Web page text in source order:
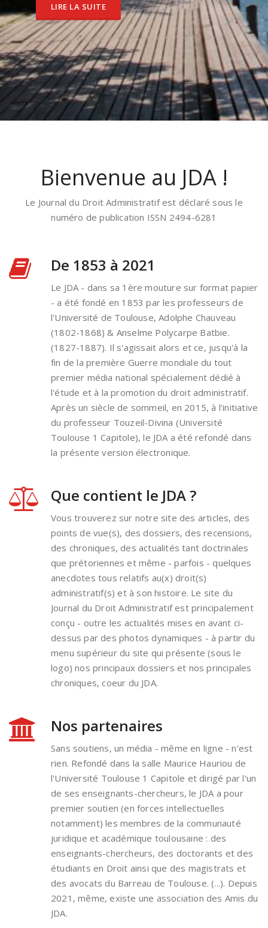
LIRE LA SUITE
Bienvenue au JDA !
Le Journal du Droit Administratif est déclaré sous le
numéro de publication ISSN 2494-6281
De 1853 à 2021
Le JDA - dans sa 1ère mouture sur format papier
- a été fondé en 1853 par les professeurs de
l'Université de Toulouse, Adolphe Chauveau
(1802-1868) & Anselme Polycarpe Batbie.
(1827-1887). Il s'agissait alors et ce, jusqu'à la
fin de la première Guerre mondiale du tout
premier média national spécialement dédié à
l'étude et à la promotion du droit administratif.
Après un siècle de sommeil, en 2015, à l'initiative
du professeur Touzeil-Divina (Université
Toulouse 1 Capitole), le JDA a été refondé dans
la présente version électronique.
Que contient le JDA ?
Vous trouverez sur notre site des articles, des
points de vue(s), des dossiers, des recensions,
des chroniques, des actualités tant doctrinales
que prétoriennes et même - parfois - quelques
anecdotes tous relatifs au(x) droit(s)
administratif(s) et à son histoire. Le site du
Journal du Droit Administratif est principalement
conçu - outre les actualités mises en avant ci-
dessus par des photos dynamiques - à partir du
menu supérieur du site qui présente (sous le
logo) nos principaux dossiers et nos principales
chroniques, coeur du JDA.
Nos partenaires
Sans soutiens, un média - même en ligne - n'est
rien. Refondé dans la salle Maurice Hauriou de
l'Université Toulouse 1 Capitole et dirigé par l'un
de ses enseignants-chercheurs, le JDA a pour
premier soutien (en forces intellectuelles
notamment) les membres de la communauté
juridique et académique toulousaine : des
enseignants-chercheurs, des doctorants et des
étudiants en Droit ainsi que des magistrats et
des avocats du Barreau de Toulouse. (...). Depuis
2021, même, existe une association des Amis du
JDA.